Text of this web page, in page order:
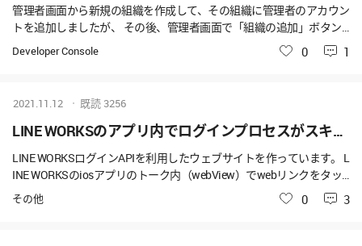
管理者画面から新規の組織を作成して、その組織に管理者のアカウン
トを追加しましたが、 その後、管理者画面で「組織の追加」ボタン
と、グループ情報の中の「グループ削除」ボタン、「メンバを招待」
のタブが表示されなくなりました。 バグの可能性が高いので、ご対
Developer Console いいね
0 1
LINE WORKSのアプリ内でログインプロセスがスキップ
LINE WORKSログインAPIを利用したウェブサイトを作っています。 L
INE WORKSのiosアプリのトーク内（webView）でwebリンクをタッ
プしてそのサイトを開こうとしています。 サイトのランディングペ
ージでLINE WORKSのID・パスワード入力画面を表示するのですが、
その他
2021.11.12 既読 3256
いいね
0 3